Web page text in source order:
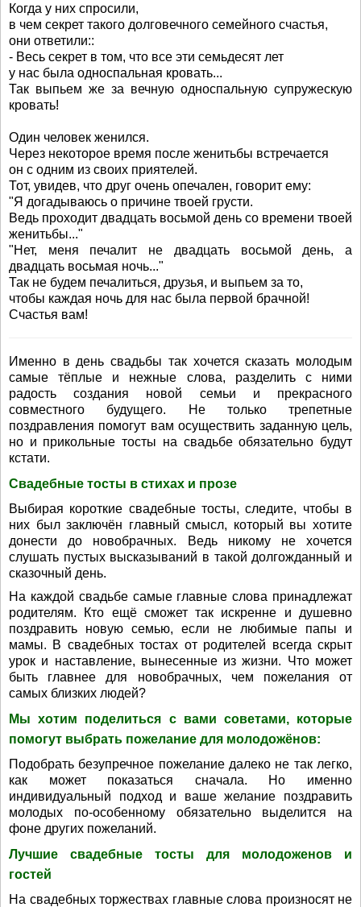
Когда у них спросили,
в чем секрет такого долговечного семейного счастья,
они ответили::
- Весь секрет в том, что все эти семьдесят лет
у нас была односпальная кровать...
Так выпьем же за вечную односпальную супружескую
кровать!
Один человек женился.
Через некоторое время после женитьбы встречается
он с одним из своих приятелей.
Тот, увидев, что друг очень опечален, говорит ему:
"Я догадываюсь о причине твоей грусти.
Ведь проходит двадцать восьмой день со времени твоей
женитьбы..."
"Нет, меня печалит не двадцать восьмой день, а
двадцать восьмая ночь..."
Так не будем печалиться, друзья, и выпьем за то,
чтобы каждая ночь для нас была первой брачной!
Счастья вам!
Именно в день свадьбы так хочется сказать молодым
самые тёплые и нежные слова, разделить с ними
радость создания новой семьи и прекрасного
совместного будущего. Не только трепетные
поздравления помогут вам осуществить заданную цель,
но и прикольные тосты на свадьбе обязательно будут
кстати.
Свадебные тосты в стихах и прозе
Выбирая короткие свадебные тосты, следите, чтобы в
них был заключён главный смысл, который вы хотите
донести до новобрачных. Ведь никому не хочется
слушать пустых высказываний в такой долгожданный и
сказочный день.
На каждой свадьбе самые главные слова принадлежат
родителям. Кто ещё сможет так искренне и душевно
поздравить новую семью, если не любимые папы и
мамы. В свадебных тостах от родителей всегда скрыт
урок и наставление, вынесенные из жизни. Что может
быть главнее для новобрачных, чем пожелания от
самых близких людей?
Мы хотим поделиться с вами советами, которые
помогут выбрать пожелание для молодожёнов:
Подобрать безупречное пожелание далеко не так легко,
как может показаться сначала. Но именно
индивидуальный подход и ваше желание поздравить
молодых по-особенному обязательно выделится на
фоне других пожеланий.
Лучшие свадебные тосты для молодоженов и
гостей
На свадебных торжествах главные слова произносят не